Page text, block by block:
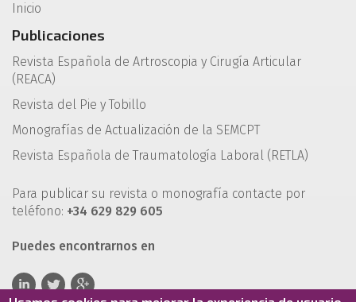
Inicio
Publicaciones
Revista Española de Artroscopia y Cirugía Articular
(REACA)
Revista del Pie y Tobillo
Monografías de Actualización de la SEMCPT
Revista Española de Traumatología Laboral (RETLA)
Para publicar su revista o monografía contacte por
teléfono: +34 629 829 605
Puedes encontrarnos en